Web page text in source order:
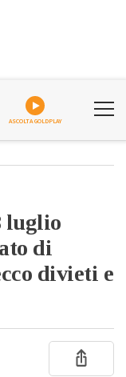
ASCOLTA GOLDPLAY
luglio
di
divieti e